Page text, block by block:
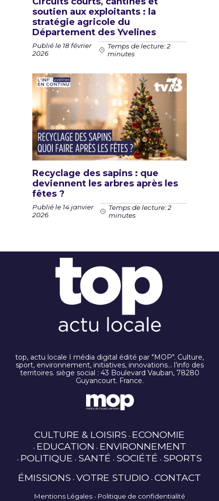
soutien aux exploitants : la
stratégie agricole du
Département des Yvelines
Publié le 18 février
2026
Temps de lecture: 2
minutes
Recyclage des sapins : que
deviennent les arbres après les
fêtes ?
Publié le 14 janvier
2026
Temps de lecture: 2
minutes
top, actu locale I média digital édité par "MOP". Culture,
sport, environnement, initiatives, innovations… l’info des
territoires. siège social : 43 Boulevard Vauban, 78280
Guyancourt. France.
CULTURE & LOISIRS ECONOMIE
EDUCATION ENVIRONNEMENT
POLITIQUE SANTÉ SOCIÉTÉ SPORTS
ÉMISSIONS VOTRE STUDIO CONTACT
Mentions Légales Politique de confidentialité